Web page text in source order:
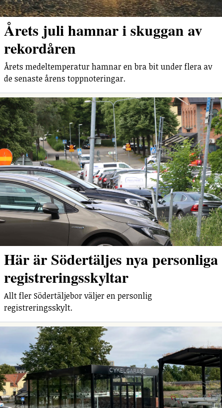
Årets juli hamnar i skuggan av
rekordåren
Årets medeltemperatur hamnar en bra bit under flera av
de senaste årens toppnoteringar.
Här är Södertäljes nya personliga
registreringsskyltar
Allt fler Södertäljebor väljer en personlig
registreringsskylt.